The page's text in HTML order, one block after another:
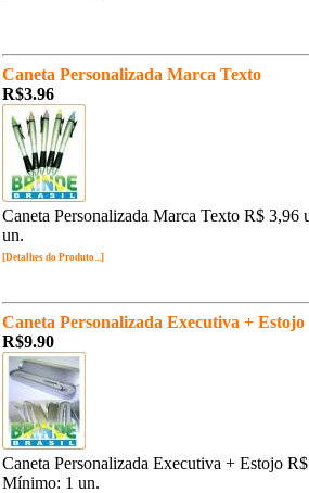
Caneta Personalizada Marca Texto
R$3.96
Caneta Personalizada Marca Texto R$
un.
[Detalhes do Produto...]
Caneta Personalizada Executiva + Estojo
R$9.90
Caneta Personalizada Executiva + Estojo
Mínimo: 1 un.